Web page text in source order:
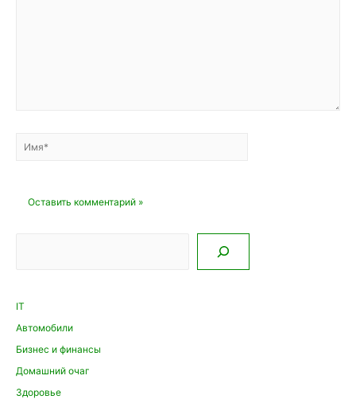
Имя*
IT
Автомобили
Бизнес и финансы
Домашний очаг
Здоровье